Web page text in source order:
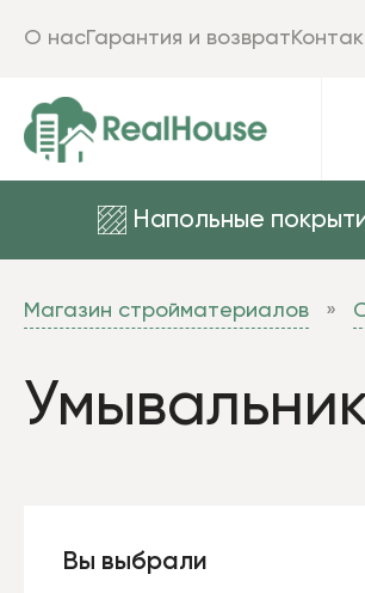
Напольные
О насГарантия и возврат
Магазин стройматериалов
Вы выбрали